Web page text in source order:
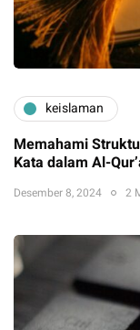
keislaman
Memahami
Kata dalam Al-
Desember 8, 2024 2